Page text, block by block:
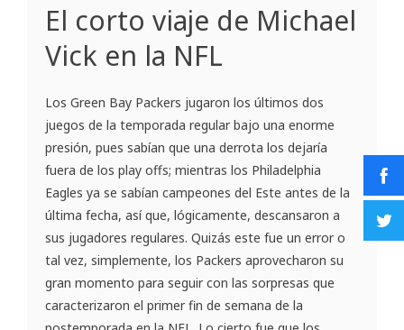
El corto viaje de Michael
Vick en la NFL
Los Green Bay Packers jugaron los últimos dos
juegos de la temporada regular bajo una enorme
presión, pues sabían que una derrota los dejaría
fuera de los play offs; mientras los Philadelphia
Eagles ya se sabían campeones del Este antes de la
última fecha, así que, lógicamente, descansaron a
sus jugadores regulares. Quizás este fue un error o
tal vez, simplemente, los Packers aprovecharon su
gran momento para seguir con las sorpresas que
caracterizaron el primer fin de semana de la